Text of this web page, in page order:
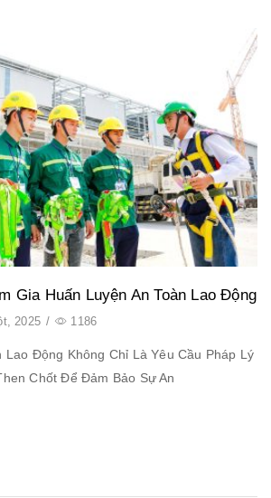
Gia Huấn Luyện An Toàn Lao Động
2025 / 1186
Lao Động Không Chỉ Là Yêu Cầu Pháp Lý
Chốt Để Đảm Bảo Sự An